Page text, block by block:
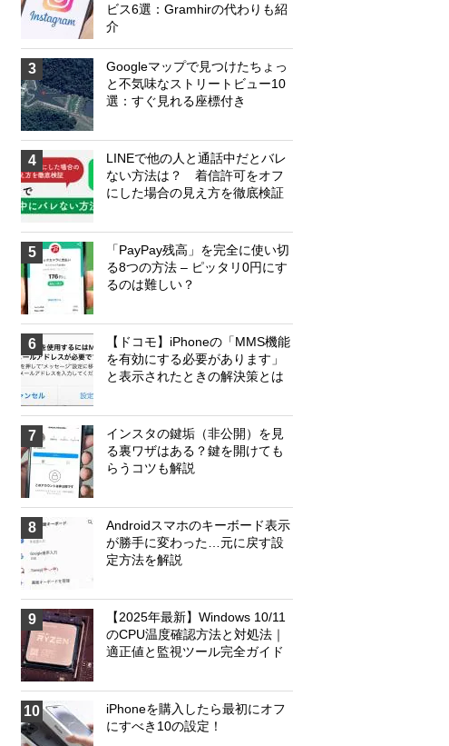
ビス6選：Gramhirの代わりも紹
介
3
Googleマップで見つけたちょっ
と不気味なストリートビュー10
選：すぐ見れる座標付き
4
LINEで他の人と通話中だとバレ
ない方法は？ 着信許可をオフ
にした場合の見え方を徹底検証
5
「PayPay残高」を完全に使い切
る8つの方法 – ピッタリ0円にす
るのは難しい？
6
【ドコモ】iPhoneの「MMS機能
を有効にする必要があります」
と表示されたときの解決策とは
7
インスタの鍵垢（非公開）を見
る裏ワザはある？鍵を開けても
らうコツも解説
8
Androidスマホのキーボード表示
が勝手に変わった…元に戻す設
定方法を解説
9
【2025年最新】Windows 10/11
のCPU温度確認方法と対処法｜
適正値と監視ツール完全ガイド
10
iPhoneを購入したら最初にオフ
にすべき10の設定！